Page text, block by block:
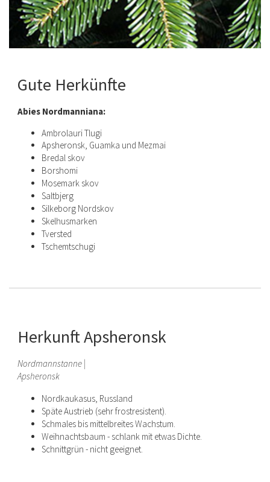
Gute Herkünfte
Abies Nordmanniana:
Ambrolauri Tlugi
Apsheronsk, Guamka und Mezmai
Bredal skov
Borshomi
Mosemark skov
Saltbjerg
Silkeborg Nordskov
Skelhusmarken
Tversted
Tschemtschugi
Herkunft Apsheronsk
Nordmannstanne |
Apsheronsk
Nordkaukasus, Russland
Späte Austrieb (sehr frostresistent).
Schmales bis mittelbreites Wachstum.
Weihnachtsbaum - schlank mit etwas Dichte.
Schnittgrün - nicht geeignet.